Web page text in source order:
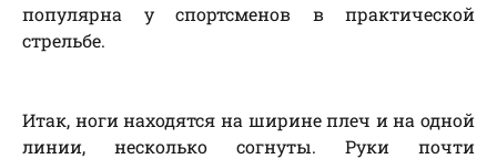
популярна у спортсменов в практической
стрельбе.
Итак, ноги находятся на ширине плеч и на одной
линии, несколько согнуты. Руки почти